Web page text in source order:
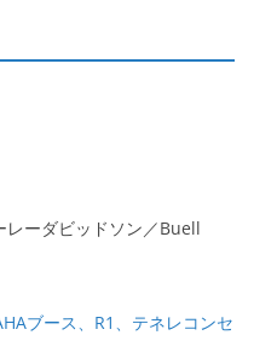
ーダビッドソン／Buell
ブース、R1、テネレコンセ